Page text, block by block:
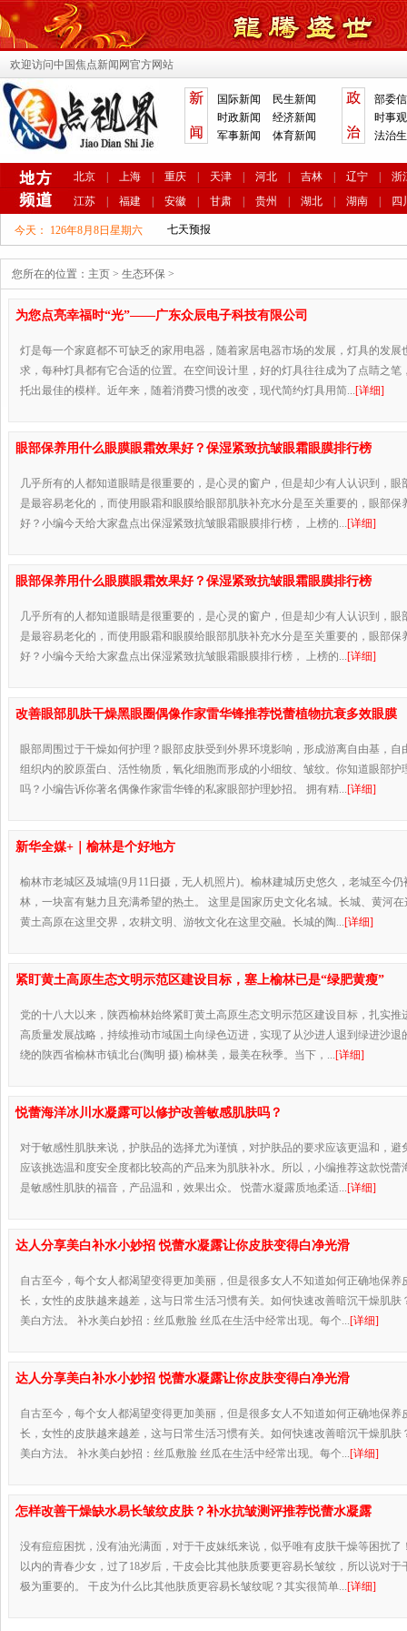
欢迎访问中国焦点新闻网官方网站
国际新闻
民生新闻
时政新闻
经济新闻
军事新闻
体育新闻
部委
时事
法治
北京 上海 重庆 天津 河北 吉林 辽宁
浙
江苏
福建 安徽 甘肃 贵州 湖北 湖南 四
今天： 126年8月8日星期六
您所在的位置： 主页 > 生态环保 >
为您点亮幸福时“光”——广东众辰电子科技有限公司
灯是每一个家庭都不可缺乏的家用电器，随着家居电器市场的发展，灯具的发展
求，每种灯具都有它合适的位置。在空间设计里，好的灯具往往成为了点睛之笔
托出最佳的模样。近年来，随着消费习惯的改变，现代简约灯具用简...[详细]
眼部保养用什么眼膜眼霜效果好？保湿紧致抗皱眼霜眼膜排行榜
几乎所有的人都知道眼睛是很重要的，是心灵的窗户，但是却少有人认识到，眼
是最容易老化的，而使用眼霜和眼膜给眼部肌肤补充水分是至关重要的，眼部保
好？小编今天给大家盘点出保湿紧致抗皱眼霜眼膜排行榜， 上榜的...[详细]
眼部保养用什么眼膜眼霜效果好？保湿紧致抗皱眼霜眼膜排行榜
几乎所有的人都知道眼睛是很重要的，是心灵的窗户，但是却少有人认识到，眼
是最容易老化的，而使用眼霜和眼膜给眼部肌肤补充水分是至关重要的，眼部保
好？小编今天给大家盘点出保湿紧致抗皱眼霜眼膜排行榜， 上榜的...[详细]
改善眼部肌肤干燥黑眼圈偶像作家雷华锋推荐悦蕾植物抗衰多效眼膜
眼部周围过于干燥如何护理？眼部皮肤受到外界环境影响，形成游离自由基，自
组织内的胶原蛋白、活性物质，氧化细胞而形成的小细纹、皱纹。你知道眼部护
吗？小编告诉你著名偶像作家雷华锋的私家眼部护理妙招。 拥有精...[详细]
新华全媒+｜榆林是个好地方
榆林市老城区及城墙(9月11日摄，无人机照片)。榆林建城历史悠久，老城至今
林，一块富有魅力且充满希望的热土。 这里是国家历史文化名城。长城、黄河
黄土高原在这里交界，农耕文明、游牧文化在这里交融。长城的陶...[详细]
紧盯黄土高原生态文明示范区建设目标，塞上榆林已是“绿肥黄瘦”
党的十八大以来，陕西榆林始终紧盯黄土高原生态文明示范区建设目标，扎实推
高质量发展战略，持续推动市域国土向绿色迈进，实现了从沙进人退到绿进沙退
绕的陕西省榆林市镇北台(陶明 摄) 榆林美，最美在秋季。当下，...[详细]
悦蕾海洋冰川水凝露可以修护改善敏感肌肤吗？
对于敏感性肌肤来说，护肤品的选择尤为谨慎，对护肤品的要求应该更温和，避
应该挑选温和度安全度都比较高的产品来为肌肤补水。所以，小编推荐这款悦蕾
是敏感性肌肤的福音，产品温和，效果出众。 悦蕾水凝露质地柔适...[详细]
达人分享美白补水小妙招 悦蕾水凝露让你皮肤变得白净光滑
自古至今，每个女人都渴望变得更加美丽，但是很多女人不知道如何正确地保养
长，女性的皮肤越来越差，这与日常生活习惯有关。如何快速改善暗沉干燥肌肤
美白方法。 补水美白妙招：丝瓜敷脸 丝瓜在生活中经常出现。每个...[详细]
达人分享美白补水小妙招 悦蕾水凝露让你皮肤变得白净光滑
自古至今，每个女人都渴望变得更加美丽，但是很多女人不知道如何正确地保养
长，女性的皮肤越来越差，这与日常生活习惯有关。如何快速改善暗沉干燥肌肤
美白方法。 补水美白妙招：丝瓜敷脸 丝瓜在生活中经常出现。每个...[详细]
怎样改善干燥缺水易长皱纹皮肤？补水抗皱测评推荐悦蕾水凝露
没有痘痘困扰，没有油光满面，对于干皮妹纸来说，似乎唯有皮肤干燥等困扰了
以内的青春少女，过了18岁后，干皮会比其他肤质要更容易长皱纹，所以说对于
极为重要的。 干皮为什么比其他肤质更容易长皱纹呢？其实很简单...[详细]